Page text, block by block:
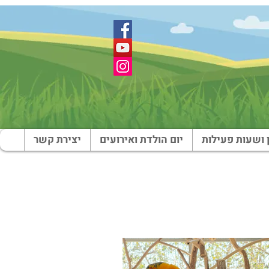
ושעות פעילות יום הולדת ואירועים יצירת קשר